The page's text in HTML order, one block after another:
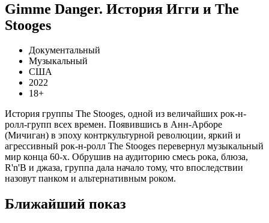
Gimme Danger. История Игги и The
Stooges
Документальный
Музыкальный
США
2022
18+
История группы The Stooges, одной из величайших рок-н-
ролл-групп всех времен. Появившись в Анн-Арборе
(Мичиган) в эпоху контркультурной революции, яркий и
агрессивный рок-н-ролл The Stooges перевернул музыкальный
мир конца 60-х. Обрушив на аудиторию смесь рока, блюза,
R'n'B и джаза, группа дала начало тому, что впоследствии
назовут панком и альтернативным роком.
Ближайший показ